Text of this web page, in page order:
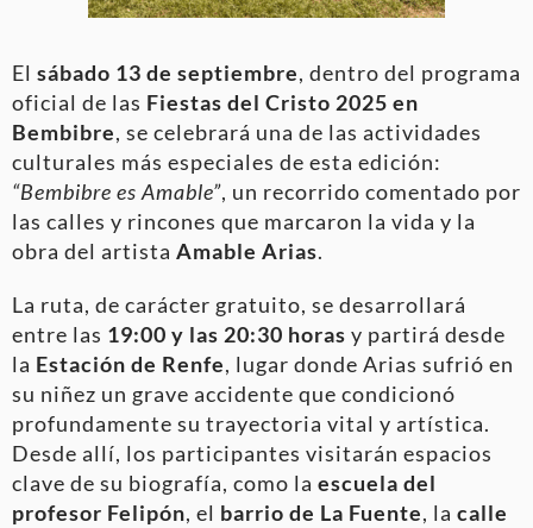
El sábado 13 de septiembre, dentro del programa
oficial de las Fiestas del Cristo 2025 en
Bembibre, se celebrará una de las actividades
culturales más especiales de esta edición:
“Bembibre es Amable”, un recorrido comentado por
las calles y rincones que marcaron la vida y la
obra del artista Amable Arias.
La ruta, de carácter gratuito, se desarrollará
entre las 19:00 y las 20:30 horas y partirá desde
la Estación de Renfe, lugar donde Arias sufrió en
su niñez un grave accidente que condicionó
profundamente su trayectoria vital y artística.
Desde allí, los participantes visitarán espacios
clave de su biografía, como la escuela del
profesor Felipón, el barrio de La Fuente, la calle